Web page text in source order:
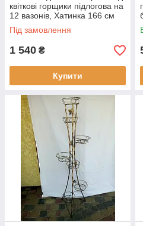
квіткові горщики підлогова на
12 вазонів, Хатинка 166 см
Під замовлення
1 540 ₴
Купити